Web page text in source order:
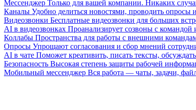
Мессенджер Только для вашей компании. Никаких
Каналы Удобно делиться новостями, проводить опросы
Видеозвонки Бесплатные видеозвонки для больших
AI в видеозвонках Проанализирует созвоны с командой
Коллабы Пространства для работы с внешними
Опросы Упрощают согласования и сбор мнений
AI в чате Поможет креативить, писать тексты,
Безопасность Высокая степень защиты рабочей
Мобильный мессенджер Вся работа — чаты, задачи,